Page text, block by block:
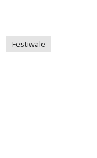
Festiwale